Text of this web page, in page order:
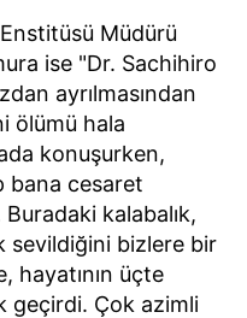
Müdürü
ise "Dr. Sachihiro
ayrılmasından
ölümü hala
konuşurken,
bana cesaret
kalabalık,
sevildiğini bizlere bir
hayatının üçte
geçirdi. Çok azimli